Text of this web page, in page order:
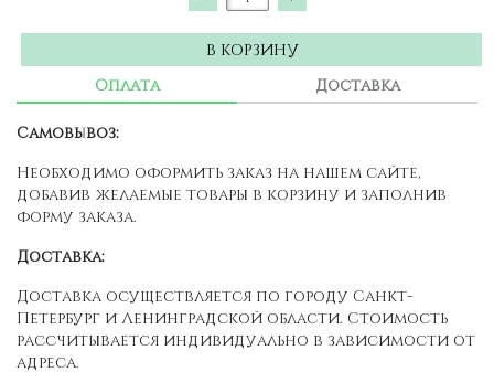
В КОРЗИНУ
Оплата
Доставка
Самовывоз:
Необходимо оформить заказ на нашем сайте,
добавив желаемые товары в корзину и заполнив
форму заказа.
Доставка:
Доставка осуществляется по городу Санкт-
Петербург и Ленинградской области. Стоимость
рассчитывается индивидуально в зависимости от
адреса.